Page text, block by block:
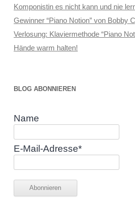
Komponistin es nicht kann und nie
Gewinner “Piano Notion” von Bobby
Verlosung: Klaviermethode “Piano
Hände warm halten!
BLOG ABONNIEREN
Name
E-Mail-Adresse*